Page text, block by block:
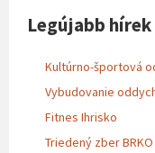
Legújabb hírek
Kultúrno-športová
Vybudovanie
Fitnes Ihrisko
Triedený zber